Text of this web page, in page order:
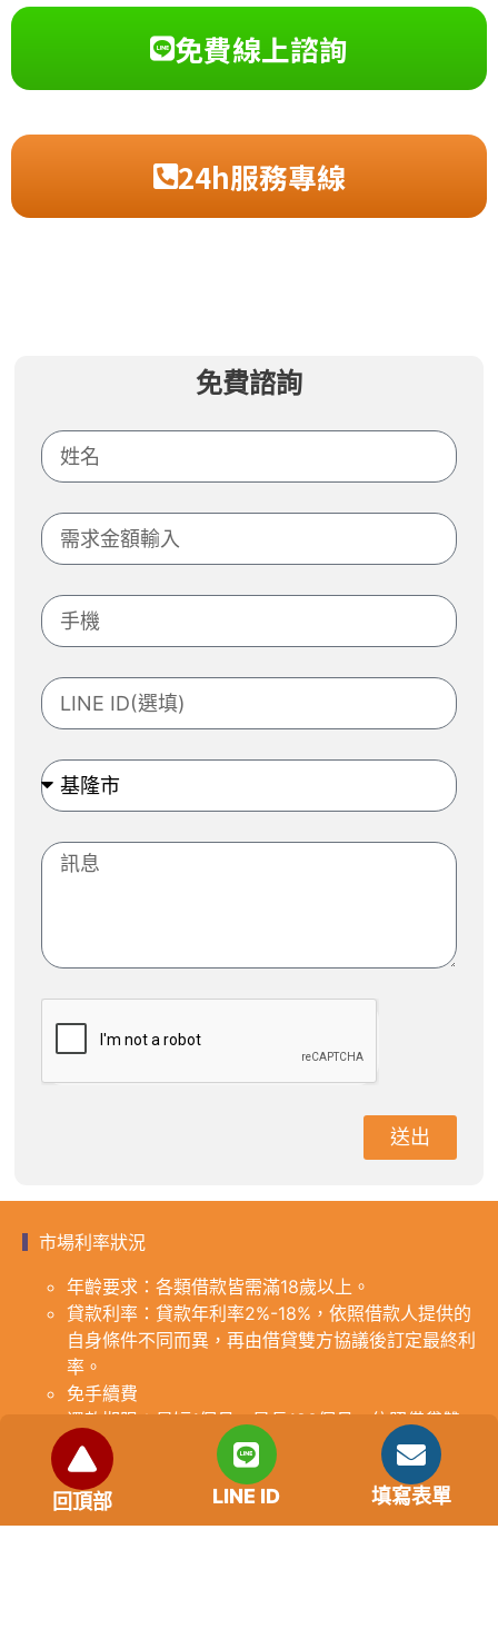
免費線上諮詢
24h服務專線
免費諮詢
送出
市場利率狀況
年齡要求：各類借款皆需滿18歲以上。
貸款利率：貸款年利率2%-18%，依照借款人提供的
自身條件不同而異，再由借貸雙方協議後訂定最終利
率。
免手續費
還款期限：最短1個月，最長180個月，依照借貸雙
方協議而訂。
範例試算：小明急需現金10萬元，經多方比較利率
後選定金主，雙方簽定於36個月內須還清借款，年
利率12%計算，每月利息1000元，無須手續費。
回頂部 LINE ID 填寫表單